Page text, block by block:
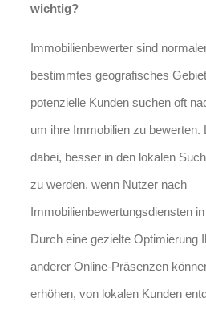
wichtig?
Immobilienbewerter sind
bestimmtes geografisches
potenzielle Kunden suchen oft
um ihre Immobilien zu bewerten.
dabei, besser in den lokalen
zu werden, wenn Nutzer nach
Immobilienbewertungsdiensten
Durch eine gezielte Optimierung
anderer Online-Präsenzen
erhöhen, von lokalen Kunden